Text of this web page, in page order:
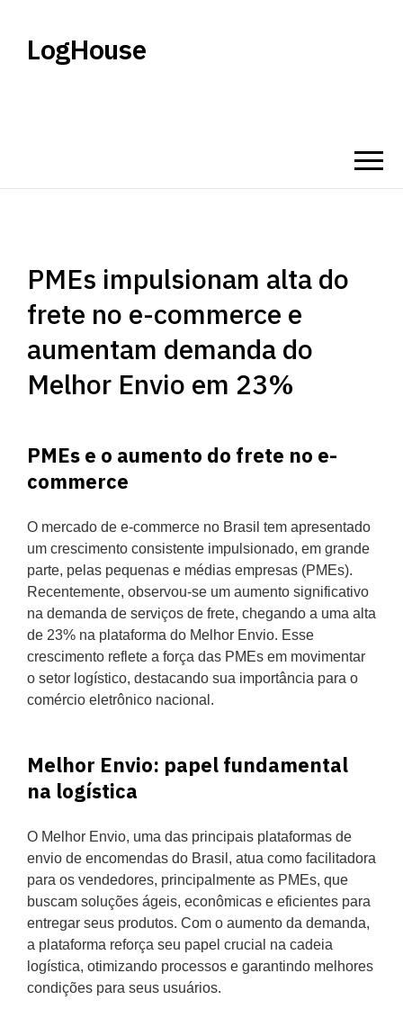
LogHouse
PMEs impulsionam alta do
frete no e-commerce e
aumentam demanda do
Melhor Envio em 23%
PMEs e o aumento do frete no e-
commerce
O mercado de e-commerce no Brasil tem apresentado
um crescimento consistente impulsionado, em grande
parte, pelas pequenas e médias empresas (PMEs).
Recentemente, observou-se um aumento significativo
na demanda de serviços de frete, chegando a uma alta
de 23% na plataforma do Melhor Envio. Esse
crescimento reflete a força das PMEs em movimentar
o setor logístico, destacando sua importância para o
comércio eletrônico nacional.
Melhor Envio: papel fundamental
na logística
O Melhor Envio, uma das principais plataformas de
envio de encomendas do Brasil, atua como facilitadora
para os vendedores, principalmente as PMEs, que
buscam soluções ágeis, econômicas e eficientes para
entregar seus produtos. Com o aumento da demanda,
a plataforma reforça seu papel crucial na cadeia
logística, otimizando processos e garantindo melhores
condições para seus usuários.